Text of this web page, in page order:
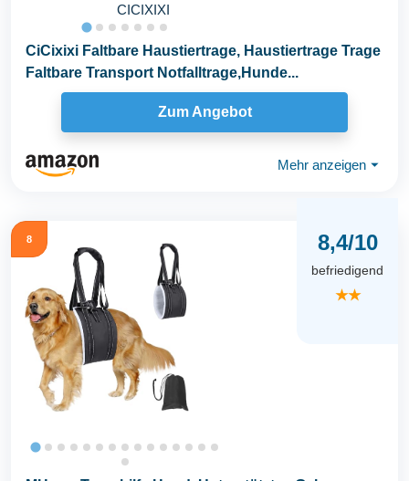
CICIXIXI
CiCixixi Faltbare Haustiertrage, Haustiertrage Trage
Faltbare Transport Notfalltrage,Hunde...
Zum Angebot
Mehr anzeigen ⏷
8 8,4/10
befriedigend
★★